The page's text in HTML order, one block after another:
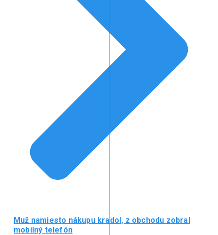
Muž namiesto nákupu kradol, z obchodu zobral
mobilný telefón